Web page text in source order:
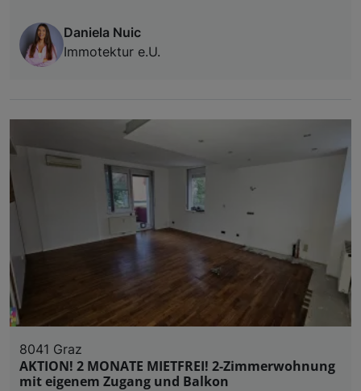
Daniela Nuic
Immotektur e.U.
8041 Graz
AKTION! 2 MONATE MIETFREI! 2-Zimmerwohnung
mit eigenem Zugang und Balkon